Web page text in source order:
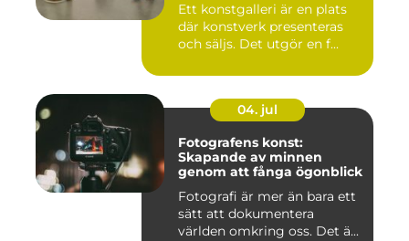
Ett konstgalleri är en plats
där konstverk presenteras
och säljs. Det utgör en f...
04. jul
Fotografens konst:
Skapande av minnen
genom att fånga ögonblick
Fotografi är mer än bara ett
sätt att dokumentera
världen omkring oss. Det ä...